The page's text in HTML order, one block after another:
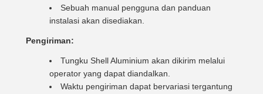
Sebuah manual pengguna dan panduan
instalasi akan disediakan.
Pengiriman:
Tungku Shell Aluminium akan dikirim melalui
operator yang dapat diandalkan.
Waktu pengiriman dapat bervariasi tergantung